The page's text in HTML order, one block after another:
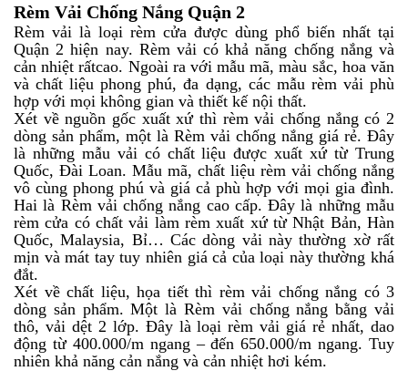
Rèm Vải Chống Nắng Quận 2
Rèm vải là loại rèm cửa được dùng phổ biến nhất tại
Quận 2 hiện nay. Rèm vải có khả năng chống nắng và
cản nhiệt rấtcao. Ngoài ra với mẫu mã, màu sắc, hoa văn
và chất liệu phong phú, đa dạng, các mẫu rèm vải phù
hợp với mọi không gian và thiết kế nội thất.
Xét về nguồn gốc xuất xứ thì rèm vải chống nắng có 2
dòng sản phẩm, một là Rèm vải chống nắng giá rẻ. Đây
là những mẫu vải có chất liệu được xuất xứ từ Trung
Quốc, Đài Loan. Mẫu mã, chất liệu rèm vải chống nắng
vô cùng phong phú và giá cả phù hợp với mọi gia đình.
Hai là Rèm vải chống nắng cao cấp. Đây là những mẫu
rèm cửa có chất vải làm rèm xuất xứ từ Nhật Bản, Hàn
Quốc, Malaysia, Bỉ… Các dòng vải này thường xờ rất
mịn và mát tay tuy nhiên giá cả của loại này thường khá
đắt.
Xét về chất liệu, họa tiết thì rèm vải chống nắng có 3
dòng sản phẩm. Một là Rèm vải chống nắng bằng vải
thô, vải dệt 2 lớp. Đây là loại rèm vải giá rẻ nhất, dao
động từ 400.000/m ngang – đến 650.000/m ngang. Tuy
nhiên khả năng cản nắng và cản nhiệt hơi kém.